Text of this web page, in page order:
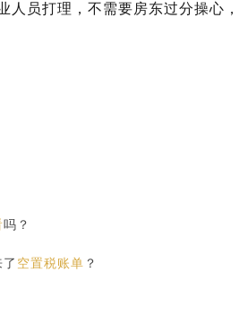
人员打理，不需要房东过分操心，
吗？
空置税账单 ？